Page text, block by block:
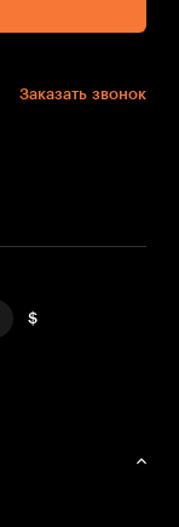
Заказать звонок
$